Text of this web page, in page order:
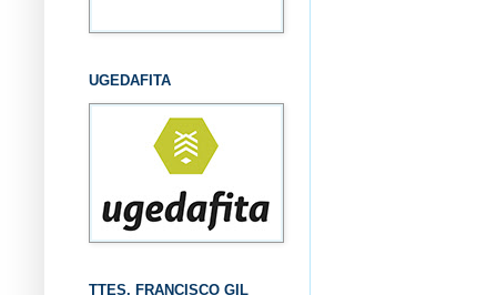
UGEDAFITA
TTES. FRANCISCO GIL